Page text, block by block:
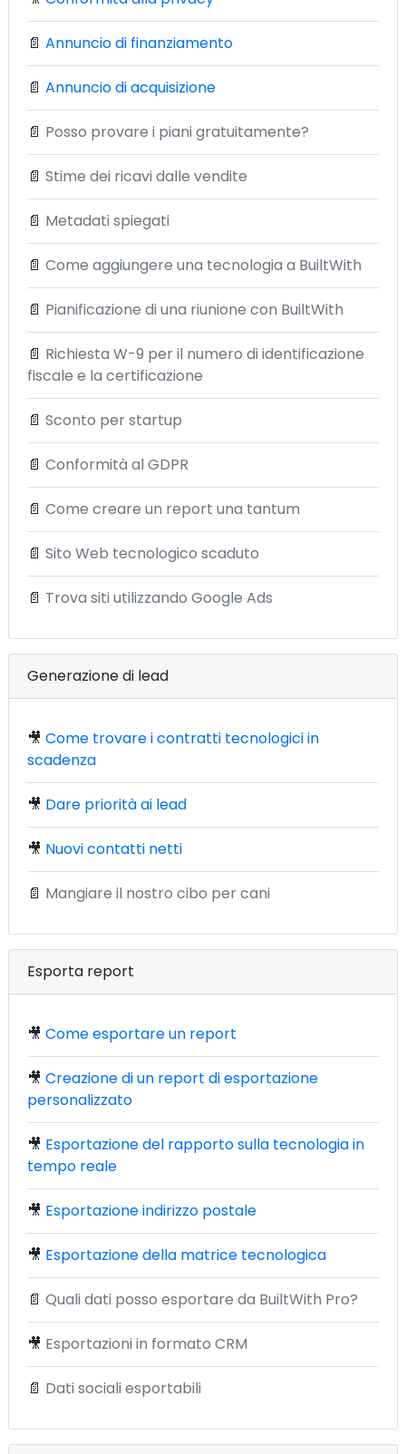
📄 Annuncio di finanziamento
📄 Annuncio di acquisizione
📄 Posso provare i piani gratuitamente?
📄 Stime dei ricavi dalle vendite
📄 Metadati spiegati
📄 Come aggiungere una tecnologia a BuiltWith
📄 Pianificazione di una riunione con BuiltWith
📄 Richiesta W-9 per il numero di identificazione
fiscale e la certificazione
📄 Sconto per startup
📄 Conformità al GDPR
📄 Come creare un report una tantum
📄 Sito Web tecnologico scaduto
📄 Trova siti utilizzando Google Ads
Generazione di lead
🎥 Come trovare i contratti tecnologici in
scadenza
🎥 Dare priorità ai lead
🎥 Nuovi contatti netti
📄 Mangiare il nostro cibo per cani
Esporta report
🎥 Come esportare un report
🎥 Creazione di un report di esportazione
personalizzato
🎥 Esportazione del rapporto sulla tecnologia in
tempo reale
🎥 Esportazione indirizzo postale
🎥 Esportazione della matrice tecnologica
📄 Quali dati posso esportare da BuiltWith Pro?
🎥 Esportazioni in formato CRM
📄 Dati sociali esportabili